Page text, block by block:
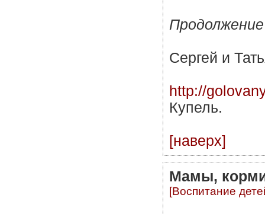
Сергей и
http://
Купель.
[наверх]
Мамы,
[Воспитание